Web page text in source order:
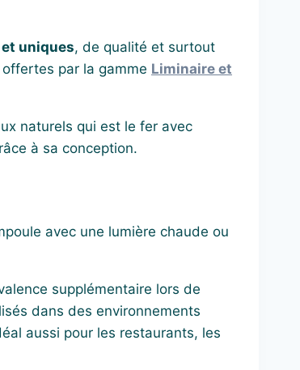
uniques, de qualité et surtout
par la gamme Liminaire et
naturels qui est le fer avec
à sa conception.
avec une lumière chaude ou
supplémentaire lors de
dans des environnements
aussi pour les restaurants, les